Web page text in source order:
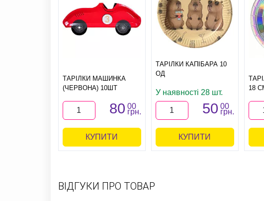
ТАРІЛКИ МАШИНКА
(ЧЕРВОНА) 10ШТ
80 00
грн.
КУПИТИ
ТАРІЛКИ КАПІБАРА 10
ОД
У наявності 28 шт.
50 00
грн.
КУПИТИ
18
ВІДГУКИ ПРО ТОВАР